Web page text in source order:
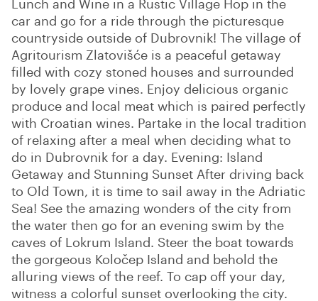
Lunch and Wine in a Rustic Village Hop in the
car and go for a ride through the picturesque
countryside outside of Dubrovnik! The village of
Agritourism Zlatovišće is a peaceful getaway
filled with cozy stoned houses and surrounded
by lovely grape vines. Enjoy delicious organic
produce and local meat which is paired perfectly
with Croatian wines. Partake in the local tradition
of relaxing after a meal when deciding what to
do in Dubrovnik for a day. Evening: Island
Getaway and Stunning Sunset After driving back
to Old Town, it is time to sail away in the Adriatic
Sea! See the amazing wonders of the city from
the water then go for an evening swim by the
caves of Lokrum Island. Steer the boat towards
the gorgeous Koločep Island and behold the
alluring views of the reef. To cap off your day,
witness a colorful sunset overlooking the city.